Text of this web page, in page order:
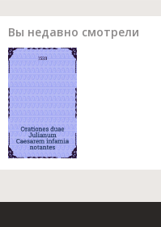
Вы недавно смотрели